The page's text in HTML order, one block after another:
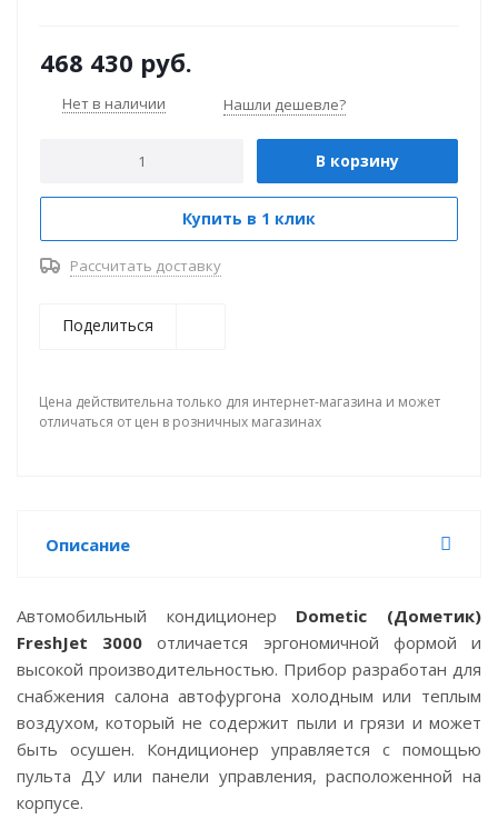
468 430 руб.
Нет в наличии Нашли дешевле?
В корзину
Купить в 1 клик
Рассчитать доставку
Поделиться
Цена действительна только для интернет-магазина и может
отличаться от цен в розничных магазинах
Описание
Автомобильный кондиционер Dometic (Дометик)
FreshJet 3000отличается эргономичной формой и
высокой производительностью. Прибор разработан для
снабжения салона автофургона холодным или теплым
воздухом, который не содержит пыли и грязи и может
быть осушен. Кондиционер управляется с помощью
пульта ДУ или панели управления, расположенной на
корпусе.